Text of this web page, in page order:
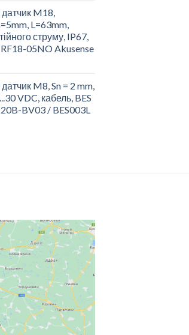
датчик M18,
L=63mm,
струму, IP67,
05NO Akusense
M8, Sn = 2 mm,
VDC, кабель, BES
BV03 / BES003L